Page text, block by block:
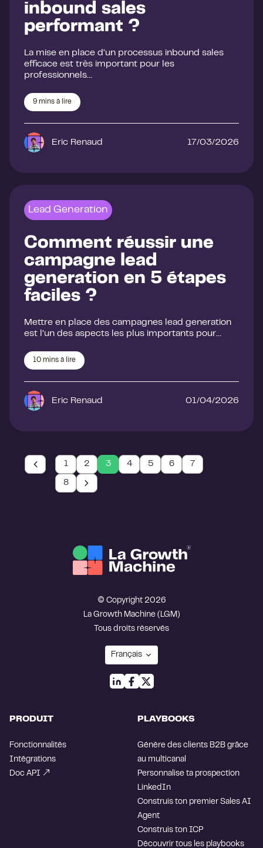
inbound sales
performant ?
La mise en place d’un processus inbound sales
efficace est très important pour les
professionnels…
9 mins à lire
Eric Renaud 17/03/2026
Lead Generation
Comment réussir une
campagne lead
generation en 5 étapes
faciles ?
Mettre en place des campagnes lead generation
est l’un des aspects les plus importants pour…
10 mins à lire
Eric Renaud 01/04/2026
1 2 3 4 5 6 7
8
© Copyright 2026
La Growth Machine (LGM)
Tous droits réservés
PRODUIT
Fonctionnalités
Intégrations
Doc API
PLAYBOOKS
Génère des clients B2B grâce
au multicanal
Personnalise ta prospection
LinkedIn
Construis ton premier Sales AI
Agent
Construis ton ICP
Découvrir tous les playbooks